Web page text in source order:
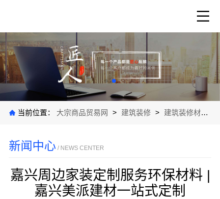
当前位置： 大宗商品贸易网 > 建筑装修 > 建筑装修材料
新闻中心 / NEWS CENTER
嘉兴周边家装定制服务环保材料 |
嘉兴美派建材一站式定制